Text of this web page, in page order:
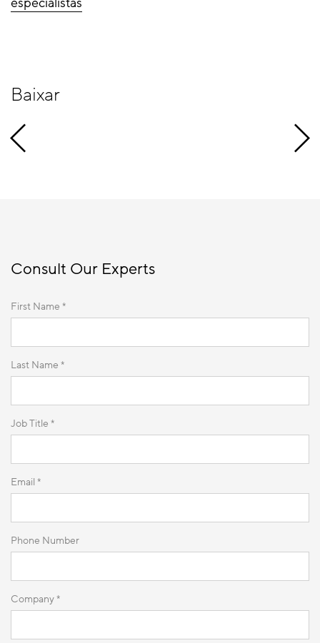
Baixar
Consult Our Experts
First Name *
Last Name *
Job Title *
Email *
Phone Number
Company *